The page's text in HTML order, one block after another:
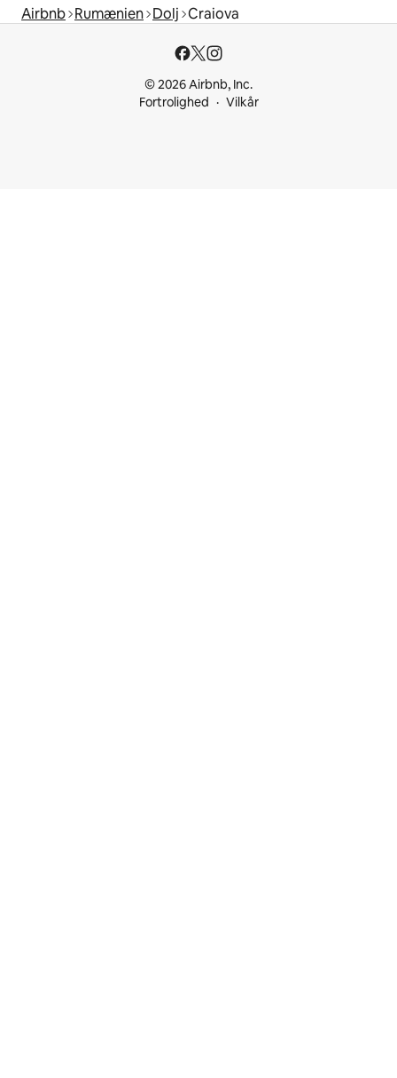
Airbnb Rumænien Dolj Craiova
© 2026 Airbnb, Inc.
Fortrolighed
Vilkår